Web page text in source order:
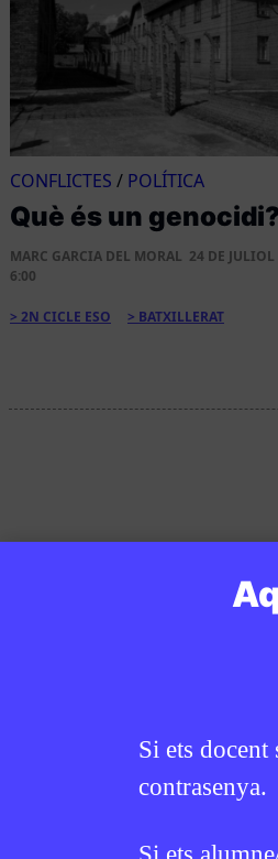
Si ets
contrasenya.
CONFLICTES / POLÍTICA
Què és un genocidi?
MARC GARCIA DEL MORAL 24 DE JULIOL
6:00
2N CICLE ESO BATXILLERAT